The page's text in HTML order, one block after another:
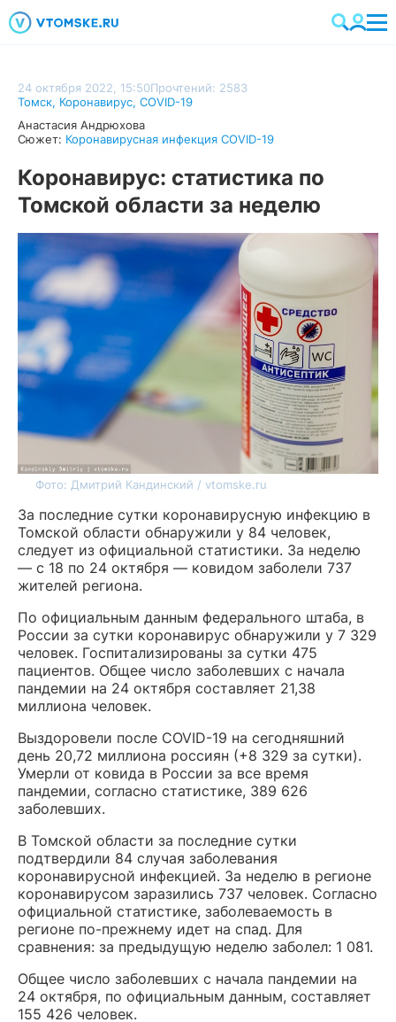
24 октября 2022, 15:50Прочтений: 2583
Томск, Коронавирус, COVID-19
Анастасия Андрюхова
Сюжет: Коронавирусная инфекция COVID-19
Коронавирус: статистика по
Томской области за неделю
Фото: Дмитрий Кандинский / vtomske.ru
За последние сутки коронавирусную инфекцию в
Томской области обнаружили у 84 человек,
следует из официальной статистики. За неделю
— с 18 по 24 октября — ковидом заболели 737
жителей региона.
По официальным данным федерального штаба, в
России за сутки коронавирус обнаружили у 7 329
человек. Госпитализированы за сутки 475
пациентов. Общее число заболевших с начала
пандемии на 24 октября составляет 21,38
миллиона человек.
Выздоровели после COVID-19 на сегодняшний
день 20,72 миллиона россиян (+8 329 за сутки).
Умерли от ковида в России за все время
пандемии, согласно статистике, 389 626
заболевших.
В Томской области за последние сутки
подтвердили 84 случая заболевания
коронавирусной инфекцией. За неделю в регионе
коронавирусом заразились 737 человек. Согласно
официальной статистике, заболеваемость в
регионе по-прежнему идет на спад. Для
сравнения: за предыдущую неделю заболел: 1 081.
Общее число заболевших с начала пандемии на
24 октября, по официальным данным, составляет
155 426 человек.